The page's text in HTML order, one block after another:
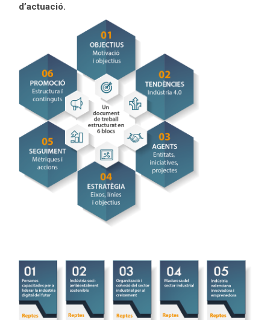
d’actuació.